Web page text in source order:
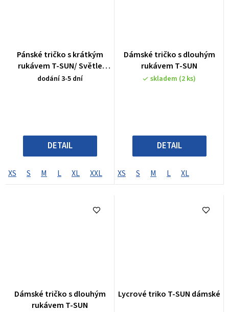
Pánské tričko s krátkým
rukávem T-SUN/ Světle
Modré
dodání 3-5 dní
DETAIL
XS S M L XL XXL XXXL
Dámské tričko s dlouhým
rukávem T-SUN
skladem (2 ks)
DETAIL
XS S M L XL
Dámské tričko s dlouhým
rukávem T-SUN
Lycrové triko T-SUN dámské